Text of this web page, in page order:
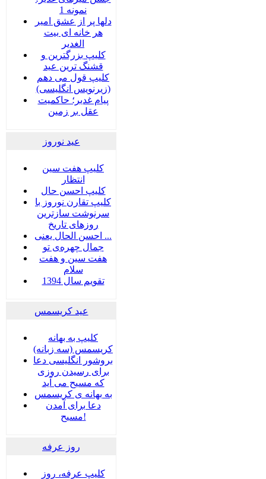
نمونه 1
دلها پر از عشق امیر
هر خانه ای بیت
الغدیر
کلیپ بزرگترین و
قشنگ ترین عید
کلیپ قول می دهم
(زیرنویس انگلیسی)
پیام غدیر؛ حاکمیت
عقل بر زمین
عید نوروز
کلیپ هفت سین
انتظار
کلیپ احسن حال
کلیپ تقارن نوروز با
سرنوشت سازترین
روزهای تاریخ
احسن الحال یعنی ...
جمال چهره‌ی تو
هفت سين و هفت
سلام
تقویم سال 1394
عید کریسمس
کلیپ به بهانه
کریسمس (سه زبانه)
بروشور انگلیسی دعا
برای رسیدن روزی
که مسیح می آید
به بهانه ی کریسمس
دعا برای آمدن
مسیح!
روز عرفه
کلیپ عرفه، روز